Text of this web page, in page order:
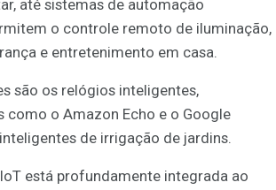
até sistemas de automação
o controle remoto de iluminação,
e entretenimento em casa.
são os relógios inteligentes,
como o Amazon Echo e o Google
de irrigação de jardins.
está profundamente integrada ao